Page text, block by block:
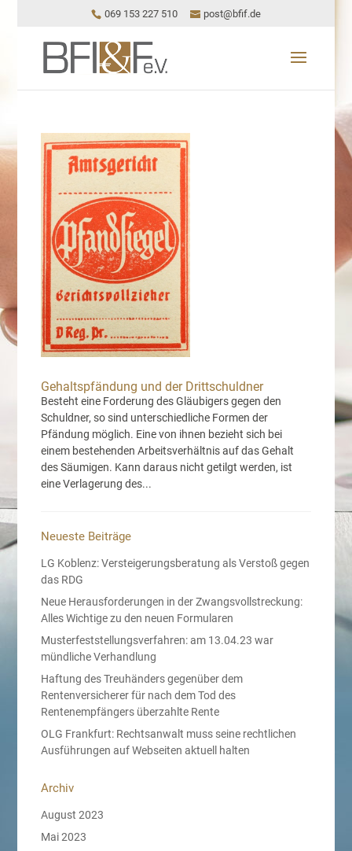
069 153 227 510 post@bfif.de
Gehaltspfändung und der Drittschuldner
Besteht eine Forderung des Gläubigers gegen den
Schuldner, so sind unterschiedliche Formen der
Pfändung möglich. Eine von ihnen bezieht sich bei
einem bestehenden Arbeitsverhältnis auf das Gehalt
des Säumigen. Kann daraus nicht getilgt werden, ist
eine Verlagerung des...
Neueste Beiträge
LG Koblenz: Versteigerungsberatung als Verstoß gegen
das RDG
Neue Herausforderungen in der Zwangsvollstreckung:
Alles Wichtige zu den neuen Formularen
Musterfeststellungsverfahren: am 13.04.23 war
mündliche Verhandlung
Haftung des Treuhänders gegenüber dem
Rentenversicherer für nach dem Tod des
Rentenempfängers überzahlte Rente
OLG Frankfurt: Rechtsanwalt muss seine rechtlichen
Ausführungen auf Webseiten aktuell halten
Archiv
August 2023
Mai 2023